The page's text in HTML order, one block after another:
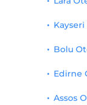
Bolu
Edirne
Assos